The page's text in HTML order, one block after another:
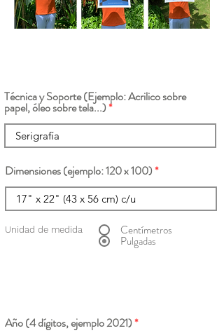
Técnica y Soporte (Ejemplo: Acrilico sobre
papel, óleo sobre tela...)
Dimensiones (ejemplo: 120 x 100)
Unidad de medida Centímetros
Pulgadas
Año (4 dígitos, ejemplo 2021)